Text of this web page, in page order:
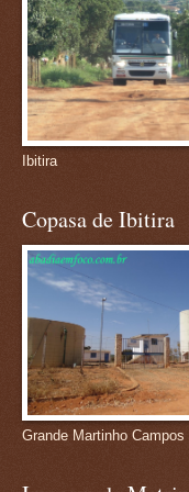
Ibitira
Copasa de Ibitira
Grande Martinho Campos